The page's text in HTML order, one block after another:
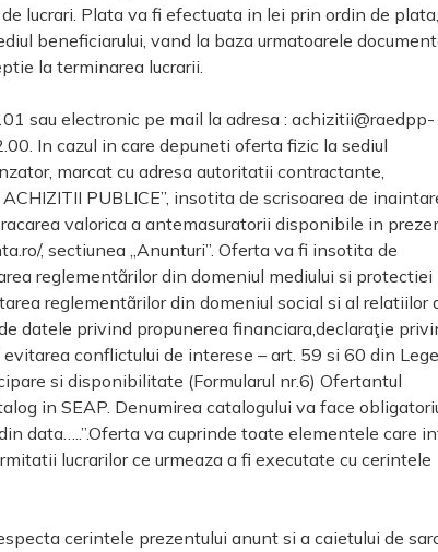
lucrari. Plata va fi efectuata in lei prin ordin de
beneficiarului, vand la baza urmatoarele
la terminarea lucrarii.
sau electronic pe mail la adresa : achizitii@raedpp-
In cazul in care depuneti oferta fizic la sediul
marcat cu adresa autoritatii contractante,
PUBLICE”, insotita de scrisoarea de
valorica a antemasuratorii disponibile in
, sectiunea „Anunturi”. Oferta va fi insotita de
reglementãrilor din domeniul mediului si protectiei
reglementãrilor din domeniul social si al relatiilor
datele privind propunerea financiara,declaraţie
conflictului de interese – art. 59 si 60 din
si disponibilitate (Formularul nr.6) Ofertantul
in SEAP. Denumirea catalogului va face
data…..”.Oferta va cuprinde toate elementele care
lucrarilor ce urmeaza a fi executate cu cerintele
cerintele prezentului anunt si a caietului de